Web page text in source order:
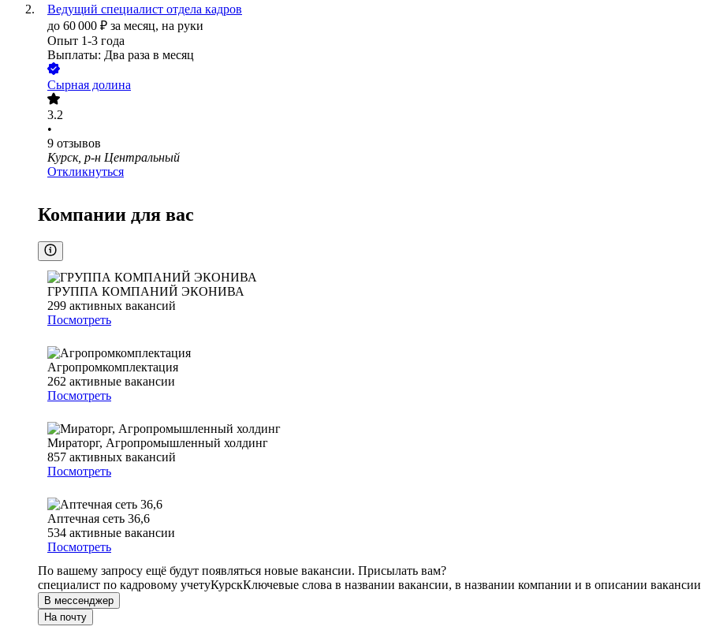
Ведущий специалист отдела кадров
до 60 000 ₽ за месяц, на руки
Опыт 1-3 года
Выплаты: Два раза в месяц
Сырная долина
3.2
•
9 отзывов
Курск, р-н Центральный
Откликнуться
Компании для вас
ГРУППА КОМПАНИЙ ЭКОНИВА
299 активных вакансий
Посмотреть
Агропромкомплектация
262 активные вакансии
Посмотреть
Мираторг, Агропромышленный холдинг
857 активных вакансий
Посмотреть
Аптечная сеть 36,6
534 активные вакансии
Посмотреть
По вашему запросу ещё будут появляться новые вакансии. Присылать вам?
специалист по кадровому учетуКурскКлючевые слова в названии вакансии, в названии компании и в описании вакансии
В мессенджер
На почту